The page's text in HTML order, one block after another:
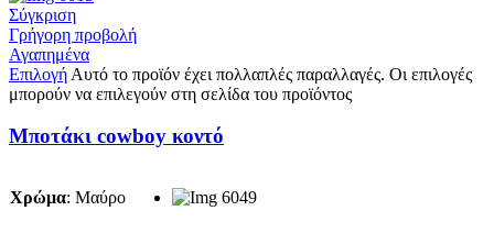
Σύγκριση
Γρήγορη προβολή
Αγαπημένα
Επιλογή Αυτό το προϊόν έχει πολλαπλές παραλλαγές. Οι επιλογές
μπορούν να επιλεγούν στη σελίδα του προϊόντος
Μποτάκι cowboy κοντό
Χρώμα: Μαύρο